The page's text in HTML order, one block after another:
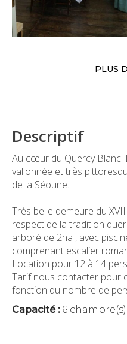
PLUS
Descriptif
Au cœur du Quercy Blanc.
vallonnée et très
de la Séoune.
Très belle demeure du
respect de la tradition
arboré de 2ha , avec
comprenant escalier
Location pour 12 à 14
Tarif nous contacter pour
fonction du nombre de
Capacité : 6